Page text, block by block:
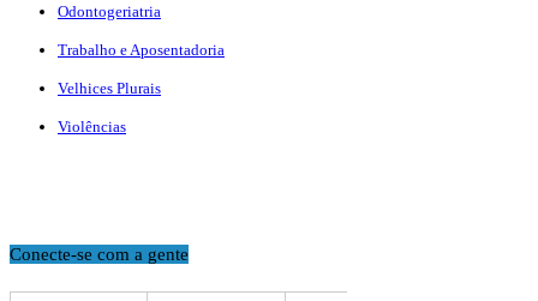
Odontogeriatria
Trabalho e Aposentadoria
Velhices Plurais
Violências
Conecte-se com a gente